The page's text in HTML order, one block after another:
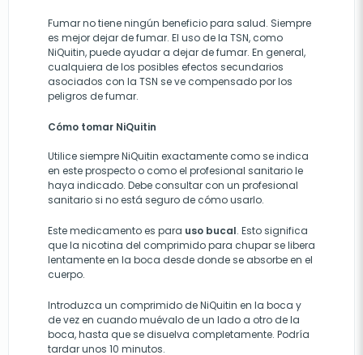
Fumar no tiene ningún beneficio para salud. Siempre
es mejor dejar de fumar. El uso de la TSN, como
NiQuitin, puede ayudar a dejar de fumar. En general,
cualquiera de los posibles efectos secundarios
asociados con la TSN se ve compensado por los
peligros de fumar.
Cómo tomar NiQuitin
Utilice siempre NiQuitin exactamente como se indica
en este prospecto o como el profesional sanitario le
haya indicado. Debe consultar con un profesional
sanitario si no está seguro de cómo usarlo.
Este medicamento es para uso bucal. Esto significa
que la nicotina del comprimido para chupar se libera
lentamente en la boca desde donde se absorbe en el
cuerpo.
Introduzca un comprimido de NiQuitin en la boca y
de vez en cuando muévalo de un lado a otro de la
boca, hasta que se disuelva completamente. Podría
tardar unos 10 minutos.